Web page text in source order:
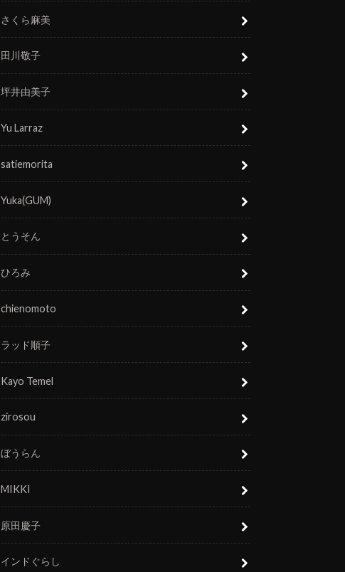
さくら麻美
田川敬子
坪井由美子
Yu Larraz
satiemorita
Yuka(GUM)
とうそん
ひろみ
chienomoto
ラッド順子
Kayo Temel
zirosou
ぼうらん
MIKKI
原田慶子
インドぐらし